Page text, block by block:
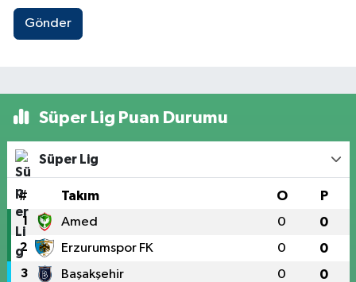
Gönder
Süper Lig Puan Durumu
Süper Lig
# Takım O P
1 Amed 0 0
2 Erzurumspor FK 0 0
3 Başakşehir 0 0